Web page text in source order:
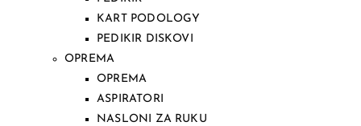
KART PODOLOGY
PEDIKIR DISKOVI
OPREMA
OPREMA
ASPIRATORI
NASLONI ZA RUKU